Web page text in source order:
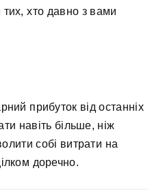
хто давно з вами
прибуток від останніх
навіть більше, ніж
собі витрати на
доречно.